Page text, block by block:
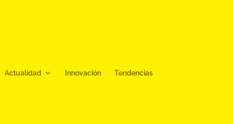
Actualidad Innovación Tendencias